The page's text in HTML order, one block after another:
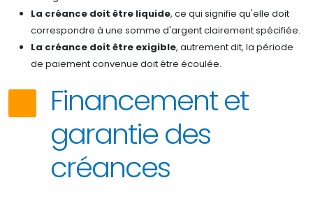
La créance doit être liquide, ce qui signifie qu'elle doit
correspondre à une somme d'argent clairement spécifiée.
La créance doit être exigible, autrement dit, la période
de paiement convenue doit être écoulée.
Financement et
garantie des
créances